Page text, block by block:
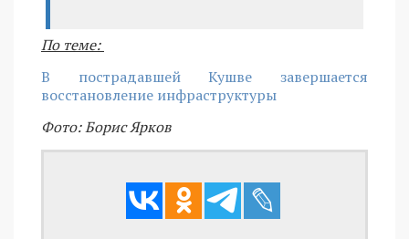
По теме:
В пострадавшей Кушве завершается
восстановление инфраструктуры
Фото: Борис Ярков